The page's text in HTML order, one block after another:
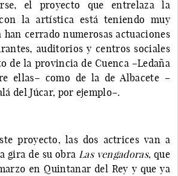
el proyecto que entrelaza la
la artística está teniendo muy
han cerrado numerosas actuaciones
auditorios y centros sociales
de la provincia de Cuenca –Ledaña
ellas– como de la de Albacete –
del Júcar, por ejemplo–.
proyecto, las dos actrices van a
gira de su obra Las vengadoras, que
en Quintanar del Rey y que ya